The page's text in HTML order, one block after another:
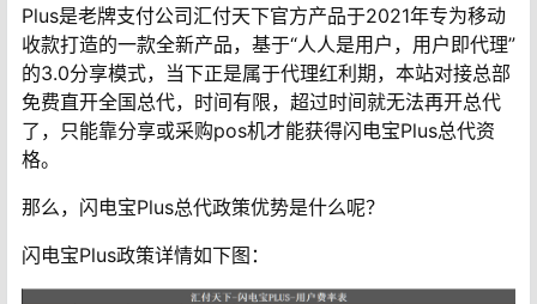
Plus是老牌支付公司汇付天下官方产品于2021年专为移动
收款打造的一款全新产品，基于“人人是用户，用户即代理”
的3.0分享模式，当下正是属于代理红利期，本站对接总部
免费直开全国总代，时间有限，超过时间就无法再开总代
了，只能靠分享或采购pos机才能获得闪电宝Plus总代资
格。
那么，闪电宝Plus总代政策优势是什么呢？
闪电宝Plus政策详情如下图：